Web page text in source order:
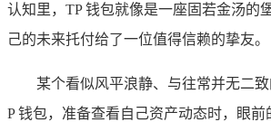
认知里，TP 钱包就像是一座固若金汤的
己的未来托付给了一位值得信赖的挚友。
某个看似风平浪静、与往常并无二
P 钱包，准备查看自己资产动态时，眼